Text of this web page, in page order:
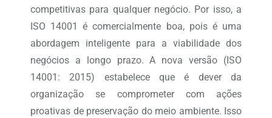
competitivas para qualquer negócio. Por isso, a
ISO 14001 é comercialmente boa, pois é uma
abordagem inteligente para a viabilidade dos
negócios a longo prazo. A nova versão (ISO
14001: 2015) estabelece que é dever da
organização se comprometer com ações
proativas de preservação do meio ambiente. Isso